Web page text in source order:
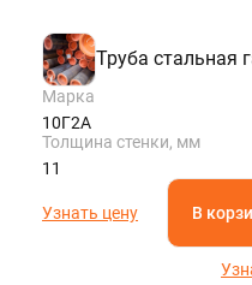
Труба стальная
Марка
10Г2А
Толщина стенки, мм
11
Узнать цену В